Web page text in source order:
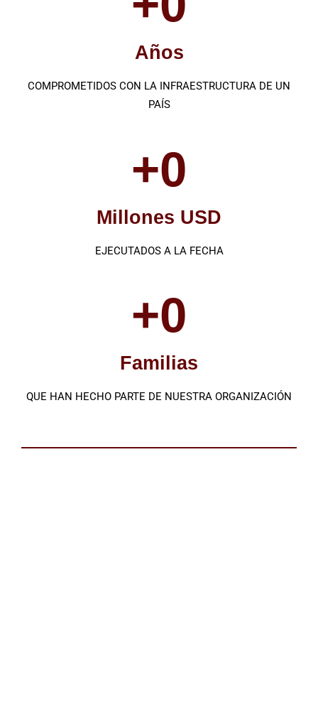
Años
COMPROMETIDOS CON LA INFRAESTRUCTURA DE UN
PAÍS
Millones USD
+0
EJECUTADOS A LA FECHA
Familias
+0
QUE HAN HECHO PARTE DE NUESTRA ORGANIZACIÓN